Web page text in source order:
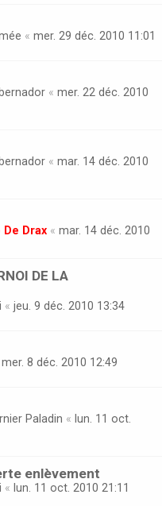
« mer. 29 déc. 2010 11:01
« mer. 22 déc. 2010
« mar. 14 déc. 2010
De Drax « mar. 14 déc. 2010
DE LA
« jeu. 9 déc. 2010 13:34
mer. 8 déc. 2010 12:49
Paladin « lun. 11 oct.
enlèvement
« lun. 11 oct. 2010 21:11